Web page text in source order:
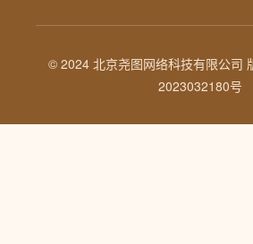
© 2024 北京尧图网络科技有限公司
2023032180号